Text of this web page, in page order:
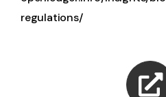
regulations/